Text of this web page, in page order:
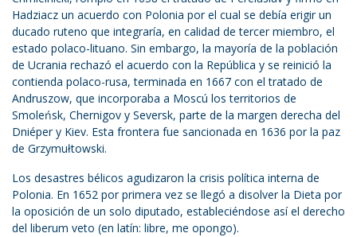
Hadziacz un acuerdo con Polonia por el cual se debía erigir un
ducado ruteno que integraría, en calidad de tercer miembro, el
estado polaco-lituano. Sin embargo, la mayoría de la población
de Ucrania rechazó el acuerdo con la República y se reinició la
contienda polaco-rusa, terminada en 1667 con el tratado de
Andruszow, que incorporaba a Moscú los territorios de
Smoleńsk, Chernigov y Seversk, parte de la margen derecha del
Dniéper y Kiev. Esta frontera fue sancionada en 1636 por la paz
de Grzymułtowski.
Los desastres bélicos agudizaron la crisis política interna de
Polonia. En 1652 por primera vez se llegó a disolver la Dieta por
la oposición de un solo diputado, estableciéndose así el derecho
del liberum veto (en latín: libre, me opongo).